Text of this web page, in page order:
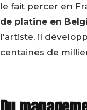
le fait percer en
de platine en
l'artiste, il
centaines de